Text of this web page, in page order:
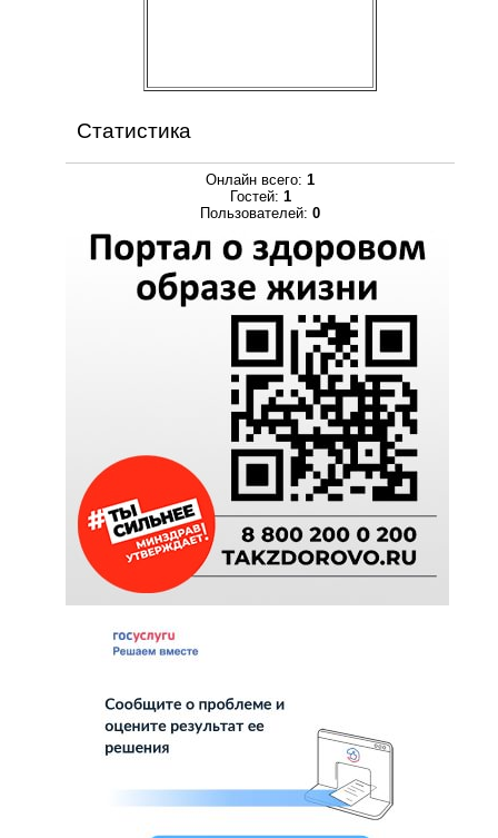
Статистика
Онлайн всего: 1
Гостей: 1
Пользователей: 0